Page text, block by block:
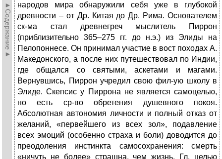
►Содержание►
народов мира обнаружили себя уже в глубокой
древности – от Др. Китая до Др. Рима. Основателем
ск-ма стал древнегреч мыслитель Пиррон
(приблизительно 365–275 гг. до н.э.) из Элиды на
Пелопоннесе. Он принимал участие в вост походах А.
Македонского, а после них путешествовал по Индии,
где общался со святыми, аскетами и магами.
Вернувшись, Пиррон учредил свою фил-ую школу в
Элиде. Скепсис у Пиррона не является самоцелью,
но есть ср-во обретения душевного покоя.
Абсолютная автономия личности и полный отказ от
желаний, «первейшего из всех зол», подавление
всех эмоций (особенно страха и боли) доводится до
преодоления инстинкта самосохранения: смерть
«ничуть не более» страшна, чем жизнь. Гл. целью